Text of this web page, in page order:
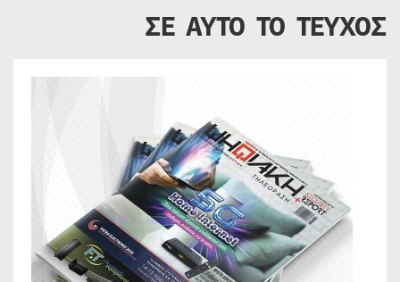
ΣΕ ΑΥΤΟ ΤΟ ΤΕΥΧΟΣ